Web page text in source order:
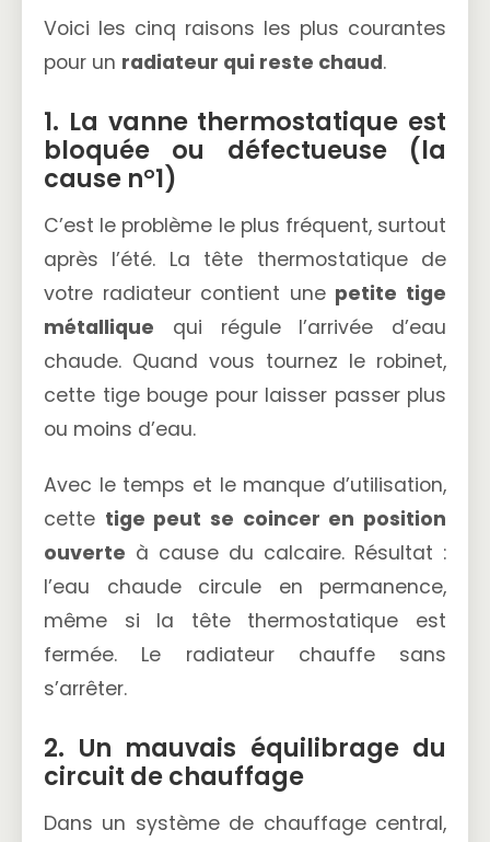
Voici les cinq raisons les plus courantes
pour un radiateur qui reste chaud.
1. La vanne thermostatique est
bloquée ou défectueuse (la
cause n°1)
C’est le problème le plus fréquent, surtout
après l’été. La tête thermostatique de
votre radiateur contient une petite tige
métallique qui régule l’arrivée d’eau
chaude. Quand vous tournez le robinet,
cette tige bouge pour laisser passer plus
ou moins d’eau.
Avec le temps et le manque d’utilisation,
cette tige peut se coincer en position
ouverte à cause du calcaire. Résultat :
l’eau chaude circule en permanence,
même si la tête thermostatique est
fermée. Le radiateur chauffe sans
s’arrêter.
2. Un mauvais équilibrage du
circuit de chauffage
Dans un système de chauffage central,